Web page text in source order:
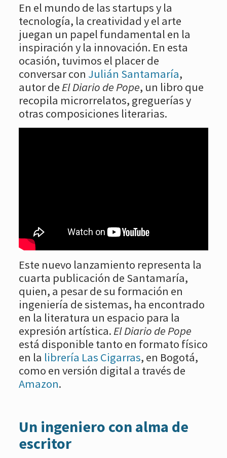
En el mundo de las startups y la
tecnología, la creatividad y el arte
juegan un papel fundamental en la
inspiración y la innovación. En esta
ocasión, tuvimos el placer de
conversar con Julián Santamaría,
autor deEl Diario de Pope, un libro que
recopila microrrelatos, greguerías y
otras composiciones literarias.
Este nuevo lanzamiento representa la
cuarta publicación de Santamaría,
quien, a pesar de su formación en
ingeniería de sistemas, ha encontrado
en la literatura un espacio para la
expresión artística. El Diario de Pope
está disponible tanto en formato físico
en la librería Las Cigarras, en Bogotá,
como en versión digital a través de
Amazon.
Un ingeniero con alma de
escritor